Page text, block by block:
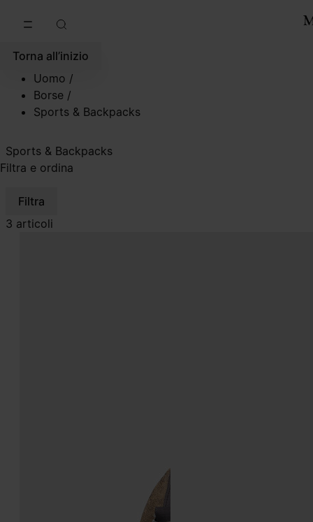
Torna all’inizio
Uomo /
Borse /
Sports & Backpacks
Sports & Backpacks
Filtra e ordina
Filtra
3 articoli